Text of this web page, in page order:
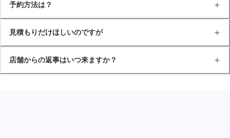
予約方法は？
見積もりだけほしいのですが
店舗からの返事はいつ来ますか？